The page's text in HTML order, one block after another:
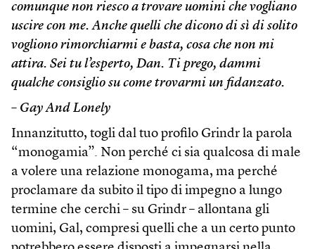
comunque non riesco a trovare uomini che vogliano
uscire con me. Anche quelli che dicono di sì di solito
vogliono rimorchiarmi e basta, cosa che non mi
attira. Sei tu l’esperto, Dan. Ti prego, dammi
qualche consiglio su come trovarmi un fidanzato.
– Gay And Lonely
Innanzitutto, togli dal tuo profilo Grindr la parola
“monogamia”. Non perché ci sia qualcosa di male
a volere una relazione monogama, ma perché
proclamare da subito il tipo di impegno a lungo
termine che cerchi – su Grindr – allontana gli
uomini, Gal, compresi quelli che a un certo punto